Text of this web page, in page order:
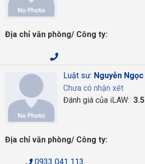
Địa chỉ văn phòng/ Công ty:
Luật sư: Nguyễn Ngọc
Chưa có nhận xét
Đánh giá của iLAW: 3.5
Địa chỉ văn phòng/ Công ty:
0933 041 113